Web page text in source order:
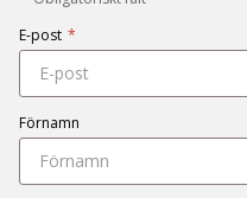
E-post *
Förnamn